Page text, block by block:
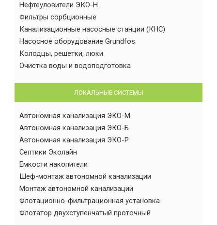
Нефтеуловители ЭКО-Н
Фильтры сорбционные
Канализационные насосные станции (КНС)
Насосное оборудование Grundfos
Колодцы, решетки, люки
Очистка воды и водоподготовка
ЛОКАЛЬНЫЕ СИСТЕМЫ
Автономная канализация ЭКО-М
Автономная канализация ЭКО-Б
Автономная канализация ЭКО-Р
Септики Эколайн
Емкости накопители
Шеф-монтаж автономной канализации
Монтаж автономной канализации
Флотационно-фильтрационная установка
Флотатор двухступенчатый проточный